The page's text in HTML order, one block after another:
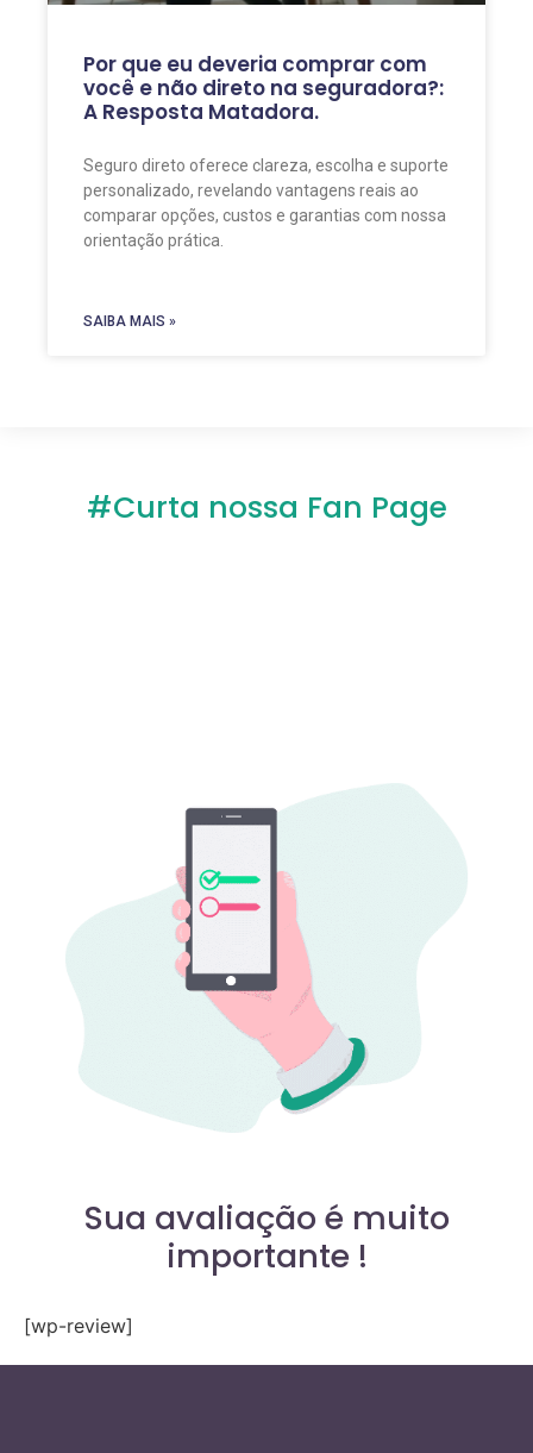
Por que eu deveria comprar com
você e não direto na seguradora?:
A Resposta Matadora.
Seguro direto oferece clareza, escolha e suporte
personalizado, revelando vantagens reais ao
comparar opções, custos e garantias com nossa
orientação prática.
SAIBA MAIS »
#Curta nossa Fan Page
Sua avaliação é muito
importante !
[wp-review]